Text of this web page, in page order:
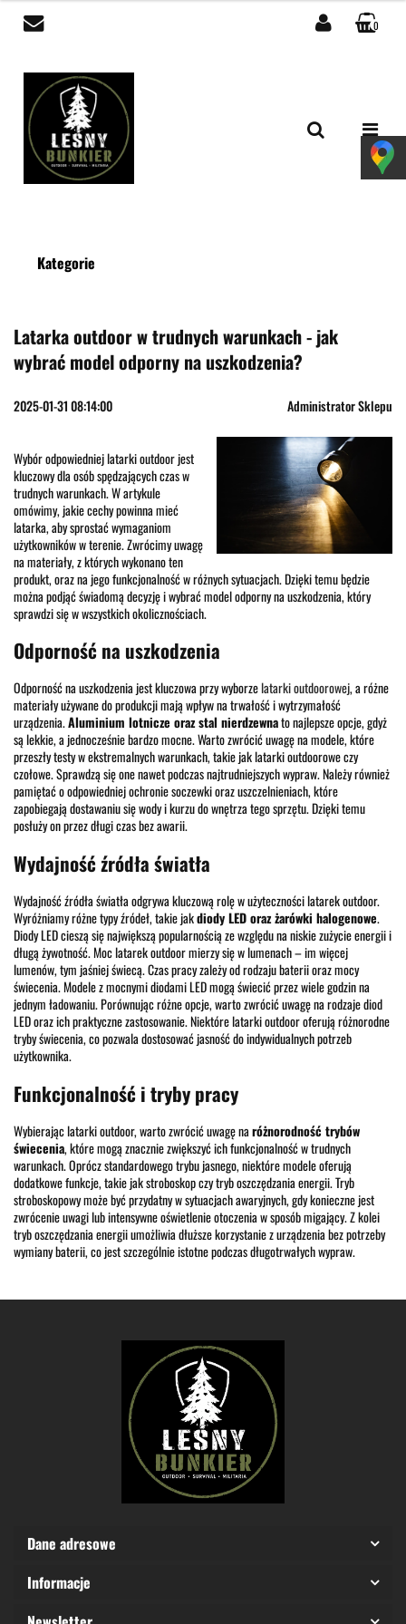
Dodaj zgłoszenie
0
Kategorie
Latarka outdoor w trudnych warunkach - jak
wybrać model odporny na uszkodzenia?
2025-01-31 08:14:00 Administrator Sklepu
Wybór odpowiedniej latarki outdoor jest
kluczowy dla osób spędzających czas w
trudnych warunkach. W artykule
omówimy, jakie cechy powinna mieć
latarka, aby sprostać wymaganiom
użytkowników w terenie. Zwrócimy uwagę
na materiały, z których wykonano ten
produkt, oraz na jego funkcjonalność w różnych sytuacjach. Dzięki temu będzie
można podjąć świadomą decyzję i wybrać model odporny na uszkodzenia, który
sprawdzi się w wszystkich okolicznościach.
Odporność na uszkodzenia
Odporność na uszkodzenia jest kluczowa przy wyborzelatarki outdoorowej, a różne
materiały używane do produkcji mają wpływ na trwałość i wytrzymałość
urządzenia.Aluminium lotnicze oraz stal nierdzewnato najlepsze opcje, gdyż
są lekkie, a jednocześnie bardzo mocne. Warto zwrócić uwagę na modele, które
przeszły testy w ekstremalnych warunkach, takie jak latarki outdoorowe czy
czołowe. Sprawdzą się one nawet podczas najtrudniejszych wypraw. Należy również
pamiętać o odpowiedniej ochronie soczewki oraz uszczelnieniach, które
zapobiegają dostawaniu się wody i kurzu do wnętrza tego sprzętu. Dzięki temu
posłuży on przez długi czas bez awarii.
Wydajność źródła światła
Wydajność źródła światła odgrywa kluczową rolę w użyteczności latarek outdoor.
Wyróżniamy różne typy źródeł, takie jakdiody LED oraz żarówki halogenowe.
Diody LED cieszą się największą popularnością ze względu na niskie zużycie energii i
długą żywotność. Moc latarek outdoor mierzy się w lumenach – im więcej
lumenów, tym jaśniej świecą. Czas pracy zależy od rodzaju baterii oraz mocy
świecenia. Modele z mocnymi diodami LED mogą świecić przez wiele godzin na
jednym ładowaniu. Porównując różne opcje, warto zwrócić uwagę na rodzaje diod
LED oraz ich praktyczne zastosowanie. Niektóre latarki outdoor oferują różnorodne
tryby świecenia, co pozwala dostosować jasność do indywidualnych potrzeb
użytkownika.
Funkcjonalność i tryby pracy
Wybierając latarki outdoor, warto zwrócić uwagę naróżnorodność trybów
świecenia, które mogą znacznie zwiększyć ich funkcjonalność w trudnych
warunkach. Oprócz standardowego trybu jasnego, niektóre modele oferują
dodatkowe funkcje, takie jak stroboskop czy tryb oszczędzania energii. Tryb
stroboskopowy może być przydatny w sytuacjach awaryjnych, gdy konieczne jest
zwrócenie uwagi lub intensywne oświetlenie otoczenia w sposób migający. Z kolei
tryb oszczędzania energii umożliwia dłuższe korzystanie z urządzenia bez potrzeby
wymiany baterii, co jest szczególnie istotne podczas długotrwałych wypraw.
Dane adresowe
Informacje